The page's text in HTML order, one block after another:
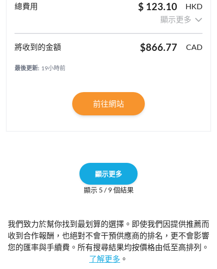
$ 123.10
HKD
顯示更多
$866.77 CAD
最後更新: 19小時前
前往網站
顯示更多
顯示 5 / 9 個結果
我們致力於幫你找到最划算的選擇。即使我們因提供推薦而
收到合作報酬，也絕對不會干預供應商的排名，更不會影響
您的匯率與手續費。所有搜尋結果均按價格由低至高排列。
了解更多 。